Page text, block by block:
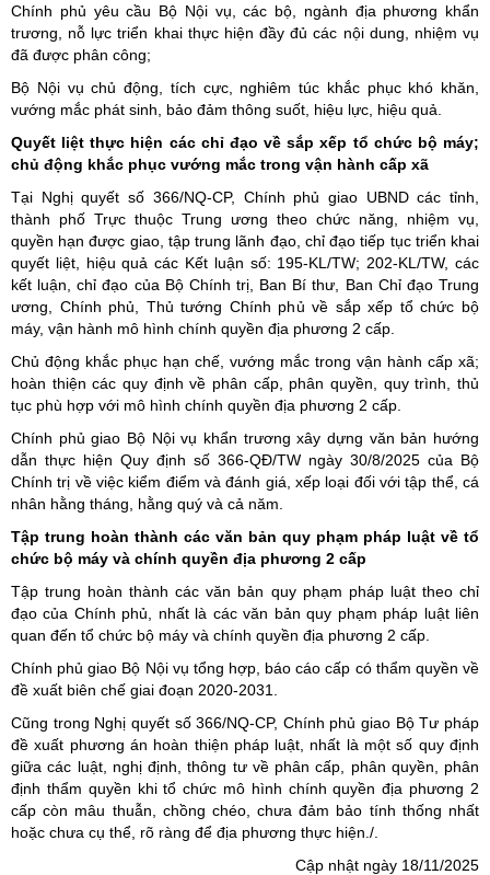
Chính phủ yêu cầu Bộ Nội vụ, các bộ, ngành địa phương khẩn
trương, nỗ lực triển khai thực hiện đầy đủ các nội dung, nhiệm vụ
đã được phân công;
Bộ Nội vụ chủ động, tích cực, nghiêm túc khắc phục khó khăn,
vướng mắc phát sinh, bảo đảm thông suốt, hiệu lực, hiệu quả.
Quyết liệt thực hiện các chỉ đạo về sắp xếp tổ chức bộ máy;
chủ động khắc phục vướng mắc trong vận hành cấp xã
Tại Nghị quyết số 366/NQ-CP, Chính phủ giao UBND các tỉnh,
thành phố Trực thuộc Trung ương theo chức năng, nhiệm vụ,
quyền hạn được giao, tập trung lãnh đạo, chỉ đạo tiếp tục triển khai
quyết liệt, hiệu quả các Kết luận số: 195-KL/TW; 202-KL/TW, các
kết luận, chỉ đạo của Bộ Chính trị, Ban Bí thư, Ban Chỉ đạo Trung
ương, Chính phủ, Thủ tướng Chính phủ về sắp xếp tổ chức bộ
máy, vận hành mô hình chính quyền địa phương 2 cấp.
Chủ động khắc phục hạn chế, vướng mắc trong vận hành cấp xã;
hoàn thiện các quy định về phân cấp, phân quyền, quy trình, thủ
tục phù hợp với mô hình chính quyền địa phương 2 cấp.
Chính phủ giao Bộ Nội vụ khẩn trương xây dựng văn bản hướng
dẫn thực hiện Quy định số 366-QĐ/TW ngày 30/8/2025 của Bộ
Chính trị về việc kiểm điểm và đánh giá, xếp loại đối với tập thể, cá
nhân hằng tháng, hằng quý và cả năm.
Tập trung hoàn thành các văn bản quy phạm pháp luật về tổ
chức bộ máy và chính quyền địa phương 2 cấp
Tập trung hoàn thành các văn bản quy phạm pháp luật theo chỉ
đạo của Chính phủ, nhất là các văn bản quy phạm pháp luật liên
quan đến tổ chức bộ máy và chính quyền địa phương 2 cấp.
Chính phủ giao Bộ Nội vụ tổng hợp, báo cáo cấp có thẩm quyền về
đề xuất biên chế giai đoạn 2020-2031.
Cũng trong Nghị quyết số 366/NQ-CP, Chính phủ giao Bộ Tư pháp
đề xuất phương án hoàn thiện pháp luật, nhất là một số quy định
giữa các luật, nghị định, thông tư về phân cấp, phân quyền, phân
định thẩm quyền khi tổ chức mô hình chính quyền địa phương 2
cấp còn mâu thuẫn, chồng chéo, chưa đảm bảo tính thống nhất
hoặc chưa cụ thể, rõ ràng để địa phương thực hiện./.
Cập nhật ngày 18/11/2025